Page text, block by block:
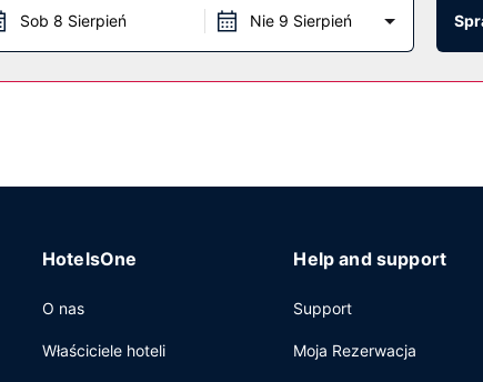
Park/Regina East apetyt gości zaspokoi bar zakąskowy/
Sob 8 Sierpień Nie 9 Sierpień
HotelsOne
O nas
Właściciele hoteli
Help and support
Support
Moja Rezerwacja